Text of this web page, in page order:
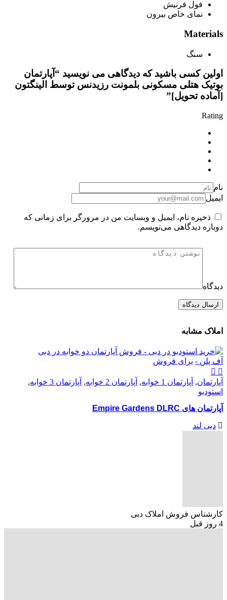
فول فرنیش
نمای خاص بیرون
Materials
سنگ
اولین کسی باشید که دیدگاهی می نویسید “آپارتمان
بوتیک هتلی مسکونی بلمونت رزیدنس توسط الینگتون
[آماده تحویل]”
Rating
نام
ایمیل
ذخیره نام، ایمیل و وبسایت من در مرورگر برای زمانی که
دوباره دیدگاهی می‌نویسم.
دیدگاه
املاک مشابه
آف پلن - برای فروش
آپارتمان, آپارتمان 1 خوابه , آپارتمان 2 خوابه , آپارتمان 3 خوابه
,
استودیو
آپارتمان های Empire Gardens DLRC
دبی لند
کارشناس فروش املاک دبی
4 روز قبل